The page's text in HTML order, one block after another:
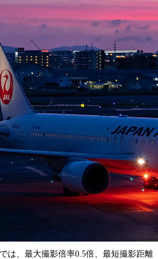
は、最大撮影倍率0.5倍、最短撮影距離